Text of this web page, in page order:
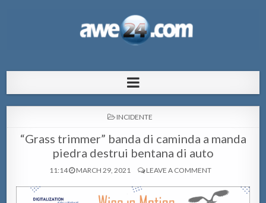
pa Aruba
POSTED
INCIDENTE
“Grass trimmer” banda di caminda a manda
piedra destrui bentana di auto
11:14 MARCH 29, 2021 LEAVE A COMMENT